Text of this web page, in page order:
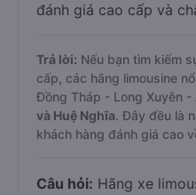
đánh giá cao cấp và
Trả lời: Nếu bạn tìm kiếm
cấp, các hãng limousine
Đồng Tháp - Long Xuyên -
và Huệ Nghĩa. Đây đều là
khách hàng đánh giá cao
Câu hỏi: Hãng xe